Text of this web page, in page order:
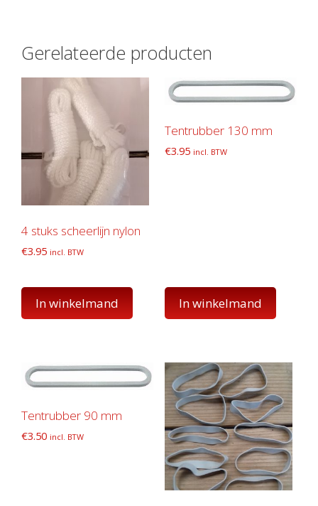
Gerelateerde producten
4 stuks scheerlijn nylon
€3.95 incl. BTW
In winkelmand
Tentrubber 130 mm
€3.95 incl. BTW
In winkelmand
Tentrubber 90 mm
€3.50 incl. BTW